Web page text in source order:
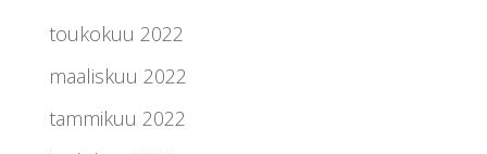
toukokuu 2022
maaliskuu 2022
tammikuu 2022